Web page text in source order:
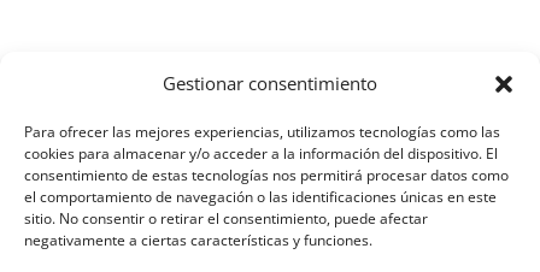
Gestionar consentimiento
Para ofrecer las mejores experiencias, utilizamos tecnologías como las
cookies para almacenar y/o acceder a la información del dispositivo. El
consentimiento de estas tecnologías nos permitirá procesar datos como
el comportamiento de navegación o las identificaciones únicas en este
sitio. No consentir o retirar el consentimiento, puede afectar
negativamente a ciertas características y funciones.
Aviso Legal y Protección de Datos
Política de Cookies